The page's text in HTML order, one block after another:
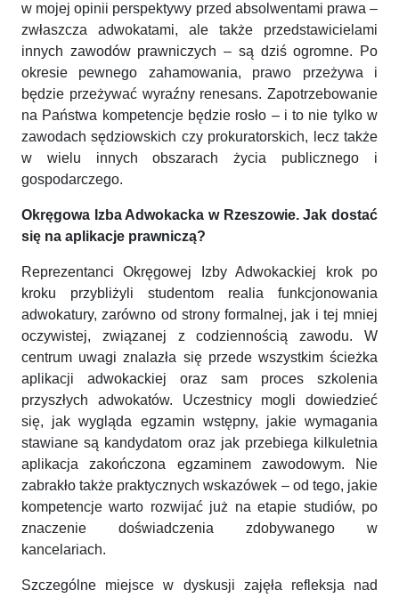
w mojej opinii perspektywy przed absolwentami prawa –
zwłaszcza adwokatami, ale także przedstawicielami
innych zawodów prawniczych – są dziś ogromne. Po
okresie pewnego zahamowania, prawo przeżywa i
będzie przeżywać wyraźny renesans. Zapotrzebowanie
na Państwa kompetencje będzie rosło – i to nie tylko w
zawodach sędziowskich czy prokuratorskich, lecz także
w wielu innych obszarach życia publicznego i
gospodarczego.
Okręgowa Izba Adwokacka w Rzeszowie. Jak dostać
się na aplikacje prawniczą?
Reprezentanci Okręgowej Izby Adwokackiej krok po
kroku przybliżyli studentom realia funkcjonowania
adwokatury, zarówno od strony formalnej, jak i tej mniej
oczywistej, związanej z codziennością zawodu. W
centrum uwagi znalazła się przede wszystkim ścieżka
aplikacji adwokackiej oraz sam proces szkolenia
przyszłych adwokatów. Uczestnicy mogli dowiedzieć
się, jak wygląda egzamin wstępny, jakie wymagania
stawiane są kandydatom oraz jak przebiega kilkuletnia
aplikacja zakończona egzaminem zawodowym. Nie
zabrakło także praktycznych wskazówek – od tego, jakie
kompetencje warto rozwijać już na etapie studiów, po
znaczenie doświadczenia zdobywanego w
kancelariach.
Szczególne miejsce w dyskusji zajęła refleksja nad